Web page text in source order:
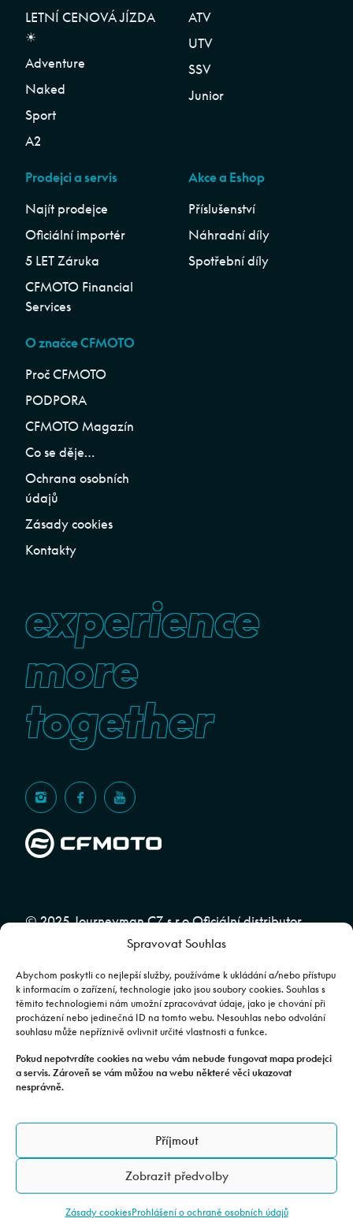
Spravovat Souhlas
Abychom poskytli co nejlepší služby, používáme k ukládání a/nebo přístupu
k informacím o zařízení, technologie jako jsou soubory cookies. Souhlas s
těmito technologiemi nám umožní zpracovávat údaje, jako je chování při
procházení nebo jedinečná ID na tomto webu. Nesouhlas nebo odvolání
souhlasu může nepříznivě ovlivnit určité vlastnosti a funkce.
Pokud nepotvrdíte cookies na webu vám nebude fungovat mapa prodejci
a servis. Zároveň se vám můžou na webu některé věci ukazovat
nesprávně.
Příjmout
Zobrazit předvolby
Zásady cookiesProhlášení o ochraně osobních údajů
LETNÍ CENOVÁ JÍZDA
☀︎
Adventure
Naked
Sport
A2
ATV
UTV
SSV
Junior
Prodejci a servis
Najít prodejce
Oficiální importér
5 LET Záruka
CFMOTO Financial
Services
Akce a Eshop
Příslušenství
Náhradní díly
Spotřební díly
O značce CFMOTO
Proč CFMOTO
PODPORA
CFMOTO Magazín
Co se děje…
Ochrana osobních
údajů
Zásady cookies
Kontakty
experience
more
together
© 2025 Journeyman CZ s.r.o Oficiální distributor
značky CFMOTO pro ČR a SR | Web spravuje
Team
Fotografie mají pouze ilustrativní charakter. Výbava, barevné
kombinace apod. se mohou lišit. Pro upřesnění kontaktujte svého
prodejce. | Veškeré zobrazené informace mají pouze informativní
charakter a nejsou nabídkou ve smyslu ustanovení §1732 odst. 2
zákona č. 89/2012 Sb., občanského zákoníku.
JOURNEYMAN CZ s.r.o. | Podjavorinské 1606/16, Chodov, 149 00
Praha 4 | IČO: 24843920, DIČ: CZ24843920 | Spisová značka: C
Adresa provozovny: Všechromy 75, 25163 Stránčice.